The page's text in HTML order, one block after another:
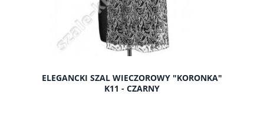
ELEGANCKI SZAL WIECZOROWY "KORONKA"
K11 - CZARNY